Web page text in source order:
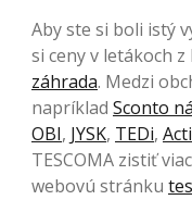
Aby ste si boli istý
si ceny v letákoch
záhrada. Medzi
napríklad Sconto
OBI, JYSK, TEDi,
TESCOMA zistiť
webovú stránku